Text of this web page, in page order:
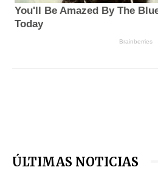
ÚLTIMAS NOTICIAS